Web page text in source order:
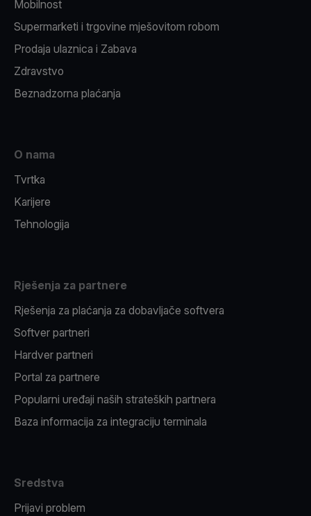
Mobilnost
Supermarketi i trgovine mješovitom robom
Prodaja ulaznica i Zabava
Zdravstvo
Beznadzorna plaćanja
O nama
Tvrtka
Karijere
Tehnologija
Rješenja za partnere
Rješenja za plaćanja za dobavljače softvera
Softver partneri
Hardver partneri
Portal za partnere
Popularni uređaji naših strateških partnera
Baza informacija za integraciju terminala
Sredstva
Prijavi problem